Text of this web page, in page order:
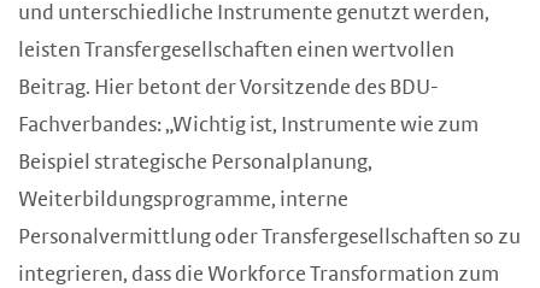
und unterschiedliche Instrumente genutzt werden,
leisten Transfergesellschaften einen wertvollen
Beitrag. Hier betont der Vorsitzende des BDU-
Fachverbandes: „Wichtig ist, Instrumente wie zum
Beispiel strategische Personalplanung,
Weiterbildungsprogramme, interne
Personalvermittlung oder Transfergesellschaften so zu
integrieren, dass die Workforce Transformation zum